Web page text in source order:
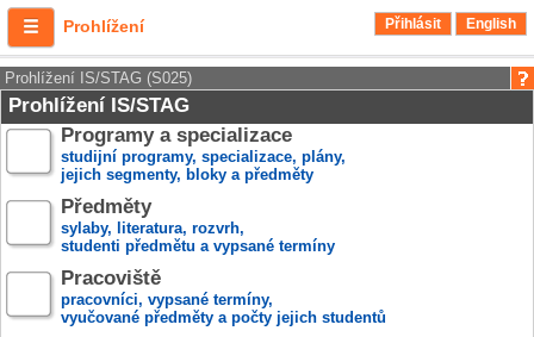
Prohlížení Přihlásit English
Prohlížení IS/STAG (S025)
Prohlížení IS/STAG
Programy a specializace
studijní programy, specializace, plány,
jejich segmenty, bloky a předměty
Předměty
sylaby, literatura, rozvrh,
studenti předmětu a vypsané termíny
Pracoviště
pracovníci, vypsané termíny,
vyučované předměty a počty jejich studentů